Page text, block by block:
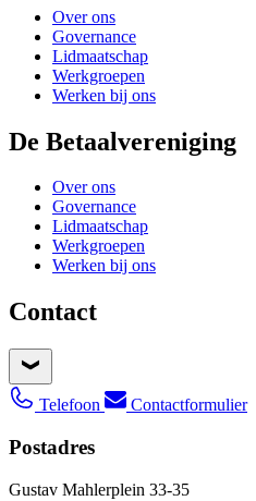
Over ons
Governance
Lidmaatschap
Werkgroepen
Werken bij ons
De Betaalvereniging
Over ons
Governance
Lidmaatschap
Werkgroepen
Werken bij ons
Contact
Telefoon Contactformulier
Postadres
Gustav Mahlerplein 33-35